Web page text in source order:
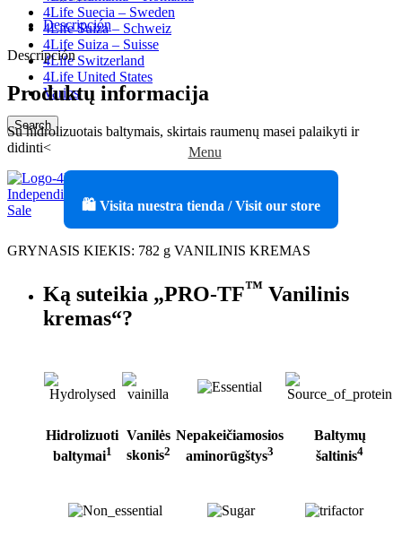
4Life Suecia – Sweden
4Life Suiza – Schweiz
4Life Suiza – Suisse
4Life Switzerland
4Life United States
Varios
Search
Menu
Descripción
Descripción
Produktų informacija
Su hidrolizuotais baltymais, skirtais raumenų masei palaikyti ir
didinti<
🛍️ Visita nuestra tienda / Visit our store
GRYNASIS KIEKIS: 782 g VANILINIS KREMAS
Ką suteikia „PRO-TF™ Vanilinis
kremas“?
Hidrolizuoti
baltymai1
Vanilės
skonis2
Nepakeičiamosios
aminorūgštys3
Baltymų
šaltinis4